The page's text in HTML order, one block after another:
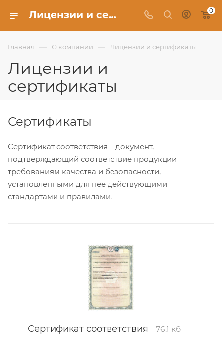
Лицензии и сертификаты - Фабрика Uberture 0
Главная — О компании — Лицензии и сертификаты
Лицензии и
сертификаты
Сертификаты
Сертификат соответствия – документ,
подтверждающий соответствие продукции
требованиям качества и безопасности,
установленными для нее действующими
стандартами и правилами.
Сертификат соответствия 76.1 кб